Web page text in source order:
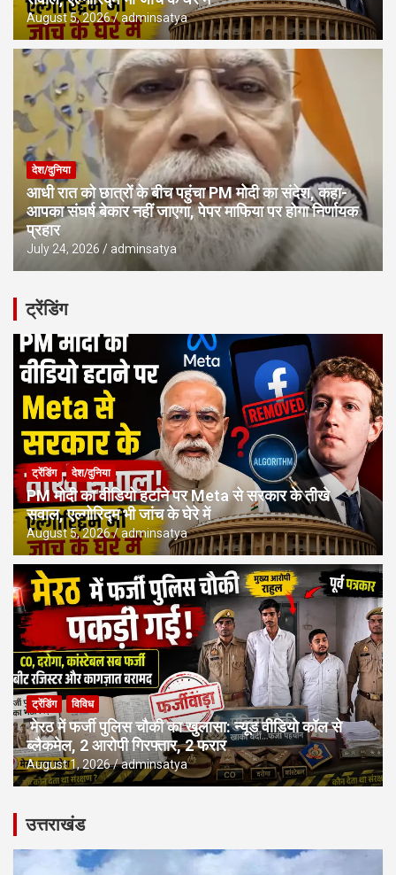
August 5, 2026 adminsatya
देश/दुनिया
आधी रात को छात्रों के बीच पहुंचा PM मोदी का संदेश, कहा-
आपका संघर्ष बेकार नहीं जाएगा, पेपर माफिया पर होगा निर्णायक
प्रहार
July 24, 2026 adminsatya
ट्रेंडिंग
ट्रेंडिंग देश/दुनिया
PM मोदी का वीडियो हटाने पर Meta से सरकार के तीखे
सवाल, एल्गोरिद्म भी जांच के घेरे में
August 5, 2026 adminsatya
ट्रेंडिंग विविध
मेरठ में फर्जी पुलिस चौकी का खुलासा: न्यूड वीडियो कॉल से
ब्लैकमेल, 2 आरोपी गिरफ्तार, 2 फरार
August 1, 2026 adminsatya
उत्तराखंड